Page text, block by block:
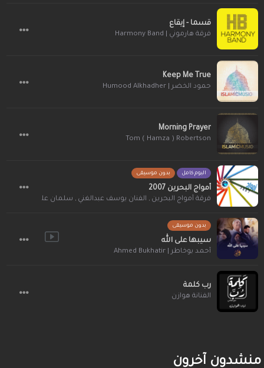
قسما - إيقاع
فرقة هارموني | Harmony Band
Keep Me True
حمود الخضر | Humood Alkhadher
Morning Prayer
Tom ( Hamza ) Robertson
البوم كامل بدون موسيقى
أمواج البحرين 2007
فرقة أمواج البحرين , الفنان يوسف عبدالغني , سلمان علي
بدون موسيقى
سيبها على الله
أحمد بوخاطر | Ahmed Bukhatir
رب كلمة
الفنانة هوازن
منشدون آخرون